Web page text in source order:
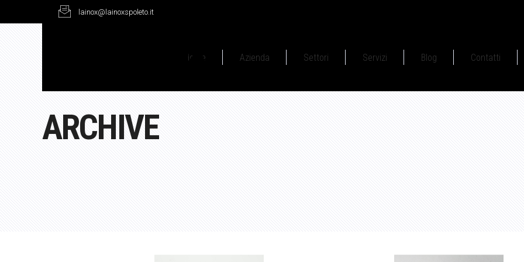
lainox@lainoxspoleto.it
Home Azienda Settori Servizi Blog Contatti
ARCHIVE